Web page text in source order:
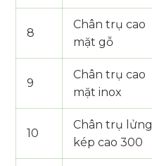
8
Chân trụ cao
mặt gỗ
9
Chân trụ cao
mặt inox
10
Chân trụ lửng
kép cao 300